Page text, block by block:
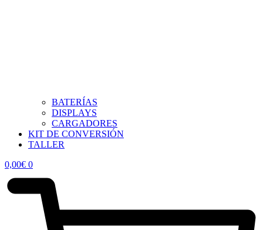
BATERÍAS
DISPLAYS
CARGADORES
KIT DE CONVERSIÓN
TALLER
0,00€ 0